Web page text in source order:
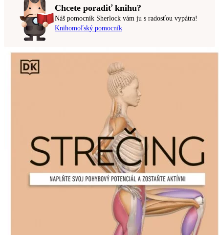
Chcete poradiť knihu?
Náš pomocník Sherlock vám ju s radosťou vypátra!
Knihomoľský pomocník